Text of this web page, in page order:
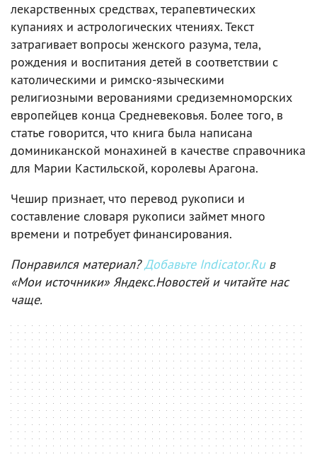
лекарственных средствах, терапевтических
купаниях и астрологических чтениях. Текст
затрагивает вопросы женского разума, тела,
рождения и воспитания детей в соответствии с
католическими и римско-языческими
религиозными верованиями средиземноморских
европейцев конца Средневековья. Более того, в
статье говорится, что книга была написана
доминиканской монахиней в качестве справочника
для Марии Кастильской, королевы Арагона.
Чешир признает, что перевод рукописи и
составление словаря рукописи займет много
времени и потребует финансирования.
Понравился материал?Добавьте Indicator.Ruв
«Мои источники» Яндекс.Новостей и читайте нас
чаще.